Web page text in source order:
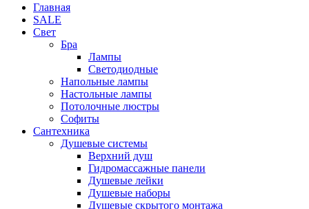
Главная
SALE
Свет
Бра
Лампы
Светодиодные
Напольные лампы
Настольные лампы
Потолочные люстры
Софиты
Сантехника
Душевые системы
Верхний душ
Гидромассажные панели
Душевые лейки
Душевые наборы
Душевые скрытого монтажа